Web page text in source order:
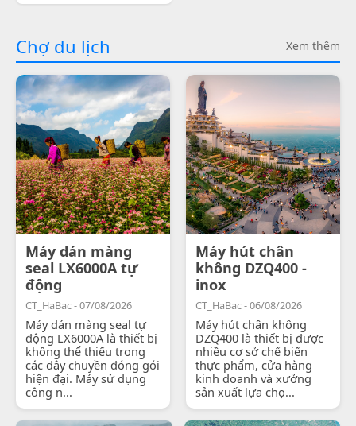
Chợ du lịch Xem thêm
Máy dán màng
seal LX6000A tự
động
CT_HaBac - 07/08/2026
Máy dán màng seal tự
động LX6000A là thiết bị
không thể thiếu trong
các dây chuyền đóng gói
hiện đại. Máy sử dụng
công n...
Máy hút chân
không DZQ400 -
inox
CT_HaBac - 06/08/2026
Máy hút chân không
DZQ400 là thiết bị được
nhiều cơ sở chế biến
thực phẩm, cửa hàng
kinh doanh và xưởng
sản xuất lựa chọ...